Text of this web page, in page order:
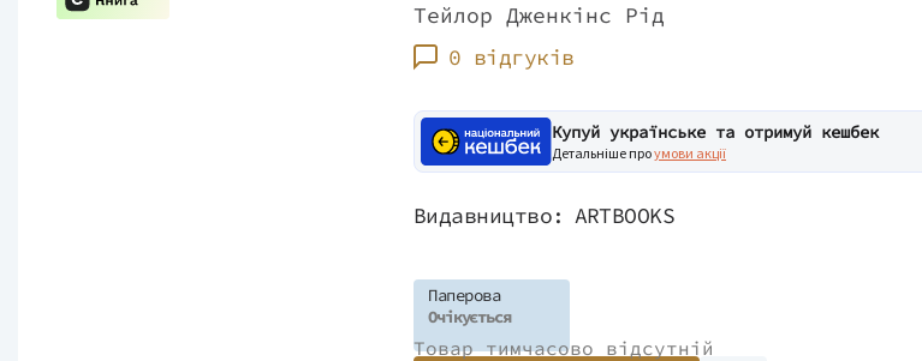
Тейлор Дженкінс Рід
0 відгуків
Купуй українське та отримуй кешбек
Детальніше проумови акції
Видавництво: ARTBOOKS
Паперова
Очікується
Товар тимчасово відсутній